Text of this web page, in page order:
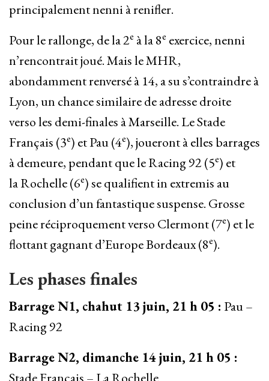
principalement nenni à renifler.
Pour le rallonge, de la 2e à la 8e exercice, nenni
n’rencontrait joué. Mais le MHR,
abondamment renversé à 14, a su s’contraindre à
Lyon, un chance similaire de adresse droite
verso les demi-finales à Marseille. Le Stade
Français (3e) et Pau (4e), joueront à elles barrages
à demeure, pendant que le Racing 92 (5e) et
la Rochelle (6e) se qualifient in extremis au
conclusion d’un fantastique suspense. Grosse
peine réciproquement verso Clermont (7e) et le
flottant gagnant d’Europe Bordeaux (8e).
Les phases finales
Barrage N1, chahut 13 juin, 21 h 05 : Pau –
Racing 92
Barrage N2, dimanche 14 juin, 21 h 05 :